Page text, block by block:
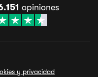
opiniones
y privacidad